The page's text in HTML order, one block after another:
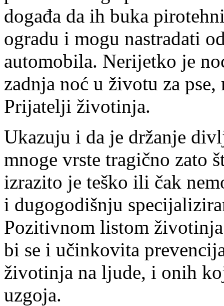
događa da ih buka
ogradu i mogu nastradati
automobila. Nerijetko je
zadnja noć u životu za
Prijatelji životinja.
Ukazuju i da je držanje
mnoge vrste tragično zato
izrazito je teško ili čak
i dugogodišnju
Pozitivnom listom
bi se i učinkovita
životinja na ljude, i onih
uzgoja.